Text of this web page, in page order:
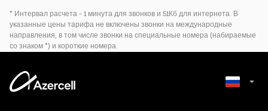
* Интервал расчета - 1 минута для звонков и 51Кб для интернета. В
указанные цены тарифа не включены звонки на международные
направления, в том числе звонки на специальные номера (набираемые
со знаком *) и короткие номера.